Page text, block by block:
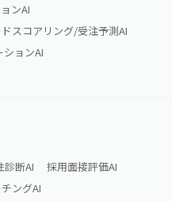
ンAI
ドスコアリング/受注予測AI
ョンAI
診断AI
採用面接評価AI
ングAI